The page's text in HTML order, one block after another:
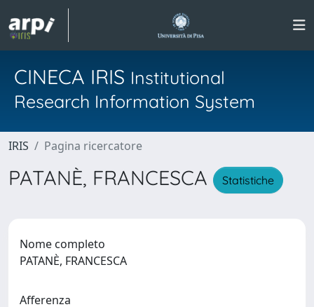
CINECA IRIS Institutional
Research Information System
IRIS Pagina ricercatore
PATANÈ, FRANCESCA Statistiche
Nome completo
PATANÈ, FRANCESCA
Afferenza